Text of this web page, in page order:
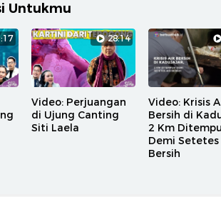
Untukmu
28:14
Video: Perjuangan
di Ujung Canting
Siti Laela
Video: Krisis
Bersih di
2 Km
Demi Setetes
Bersih